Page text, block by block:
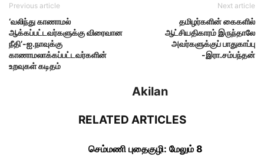
Previous article
‘வலிந்து காணாமல்
ஆக்கப்பட்டவர்களுக்கு விரைவான
நீதி’-ஐ.நாவுக்கு
காணாமலாக்கப்பட்டவர்களின்
உறவுகள் கடிதம்
Next article
தமிழர்களின் கைகளில்
ஆட்சியதிகாரம் இருந்தாலே
அவர்களுக்குப் பாதுகாப்பு
-இரா.சம்பந்தன்
Akilan
RELATED ARTICLES
செம்மணி புதைகுழி: மேலும் 8